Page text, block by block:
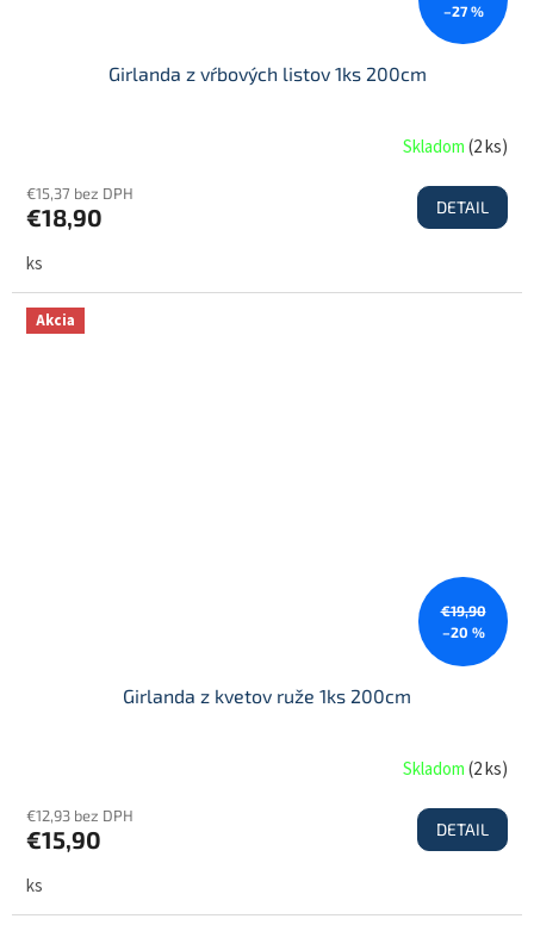
–27 %
Girlanda z vŕbových listov 1ks 200cm
Skladom(2 ks)
€15,37 bez DPH
€18,90 DETAIL
ks
Akcia
€19,90
–20 %
Girlanda z kvetov ruže 1ks 200cm
Skladom(2 ks)
€12,93 bez DPH
€15,90 DETAIL
ks